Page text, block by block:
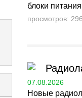
блоки
просмотров:
07.08.2026
Новые